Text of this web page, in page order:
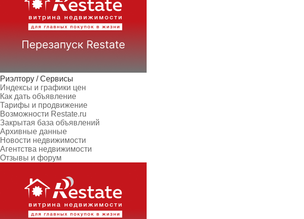
Риэлтору / Сервисы
Индексы и графики цен
Как дать объявление
Тарифы и продвижение
Возможности Restate.ru
Закрытая база объявлений
Архивные данные
Новости недвижимости
Агентства недвижимости
Отзывы и форум